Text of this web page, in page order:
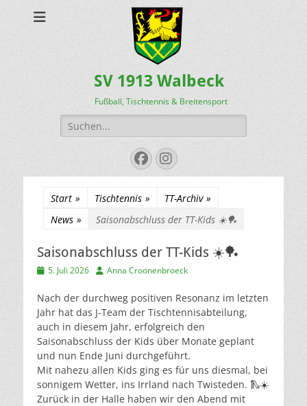
SV 1913 Walbeck
Fußball, Tischtennis & Breitensport
Suchen
nach:
Facebook
Instagram
Start » Tischtennis » TT-Archiv »
News » Saisonabschluss der TT-Kids ☀️🏓
Saisonabschluss der TT-Kids ☀️🏓
Veröffentlicht
5. Juli 2026 AutorAnna Croonenbroeck
Nach der durchweg positiven Resonanz im letzten
Jahr hat das J-Team der Tischtennisabteilung,
auch in diesem Jahr, erfolgreich den
Saisonabschluss der Kids über Monate geplant
und nun Ende Juni durchgeführt.
Mit nahezu allen Kids ging es für uns diesmal, bei
sonnigem Wetter, ins Irrland nach Twisteden. 🛝☀️
Zurück in der Halle haben wir den Abend mit